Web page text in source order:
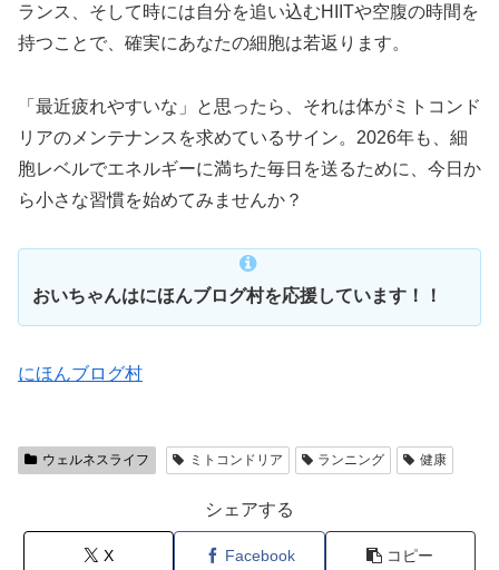
ランス、そして時には自分を追い込むHIITや空腹の時間を
持つことで、確実にあなたの細胞は若返ります。
「最近疲れやすいな」と思ったら、それは体がミトコンド
リアのメンテナンスを求めているサイン。2026年も、細
胞レベルでエネルギーに満ちた毎日を送るために、今日か
ら小さな習慣を始めてみませんか？
おいちゃんはにほんブログ村を応援しています！！
にほんブログ村
ウェルネスライフ ミトコンドリア ランニング 健康
シェアする
X Facebook コピー